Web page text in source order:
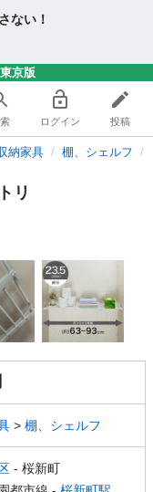
ない！
京版
ログイン 投稿
納家具 棚、シェルフ
リ
> 棚、シェルフ
- 桜新町